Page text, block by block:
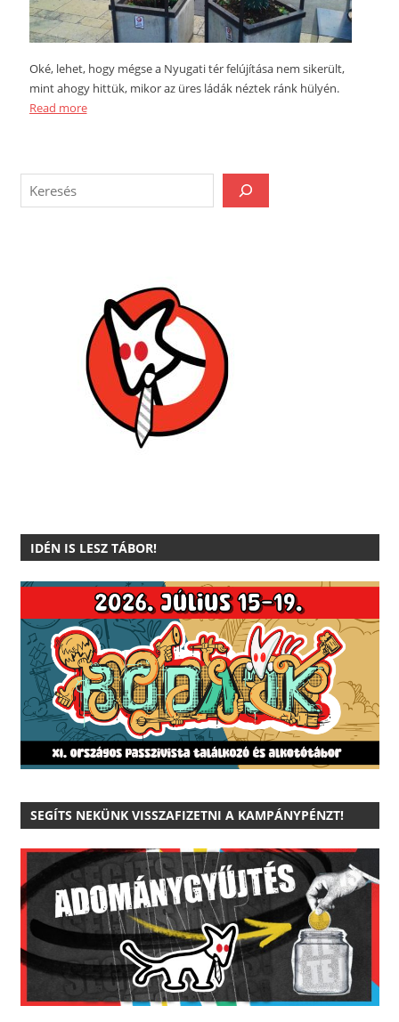
Oké, lehet, hogy mégse a Nyugati tér felújítása nem sikerült,
mint ahogy hittük, mikor az üres ládák néztek ránk hülyén.
Read more
IDÉN IS LESZ TÁBOR!
SEGÍTS NEKÜNK VISSZAFIZETNI A KAMPÁNYPÉNZT!